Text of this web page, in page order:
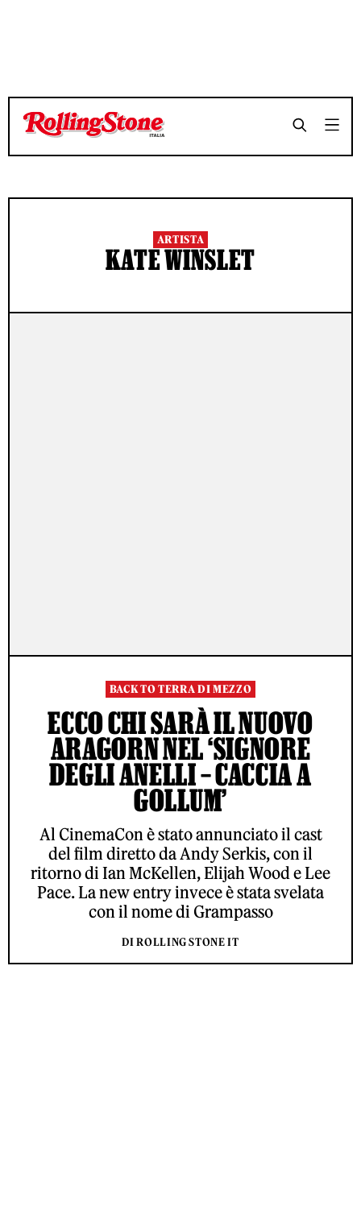
ARTISTA
KATE WINSLET
BACK TO TERRA DI MEZZO
ECCO CHI SARÀ IL NUOVO
ARAGORN NEL ‘SIGNORE
DEGLI ANELLI – CACCIA A
GOLLUM’
Al CinemaCon è stato annunciato il cast
del film diretto da Andy Serkis, con il
ritorno di Ian McKellen, Elijah Wood e Lee
Pace. La new entry invece è stata svelata
con il nome di Grampasso
DI ROLLING STONE IT